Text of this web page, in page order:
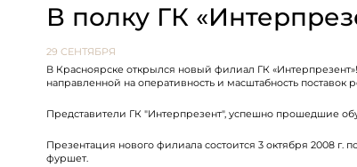
В полку ГК
29 СЕНТЯБРЯ
В Красноярске открылся новый филиал ГК
направленной на оперативность и масштабность
Представители ГК "Интерпрезент", успешно прошедшие
Презентация нового филиала состоится 3 октября 2008 г.
фуршет.